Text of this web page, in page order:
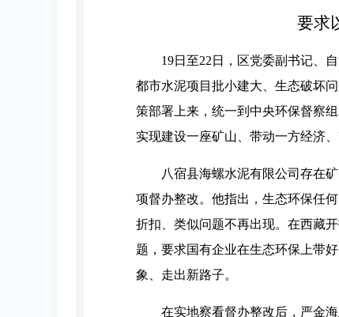
要求
19日至22日，区党委副书记、
都市水泥项目批小建大、生态破坏
策部署上来，统一到中央环保督察
实现建设一座矿山、带动一方经济
八宿县海螺水泥有限公司存在
项督办整改。他指出，生态环保任
折扣、类似问题不再出现。在西藏
题，要求国有企业在生态环保上带
象、走出新路子。
在实地察看督办整改后，严金